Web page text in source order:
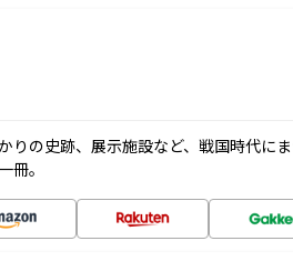
りの史跡、展示施設など、戦国時代に
冊。